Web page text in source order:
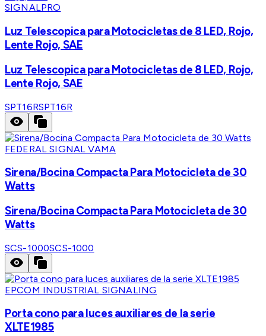
SIGNALPRO
Luz Telescopica para Motocicletas de 8 LED, Rojo,
Lente Rojo, SAE
Luz Telescopica para Motocicletas de 8 LED, Rojo,
Lente Rojo, SAE
SPT16RSPT16R
FEDERAL SIGNAL VAMA
Sirena/Bocina Compacta Para Motocicleta de 30
Watts
Sirena/Bocina Compacta Para Motocicleta de 30
Watts
SCS-1000SCS-1000
EPCOM INDUSTRIAL SIGNALING
Porta cono para luces auxiliares de la serie
XLTE1985